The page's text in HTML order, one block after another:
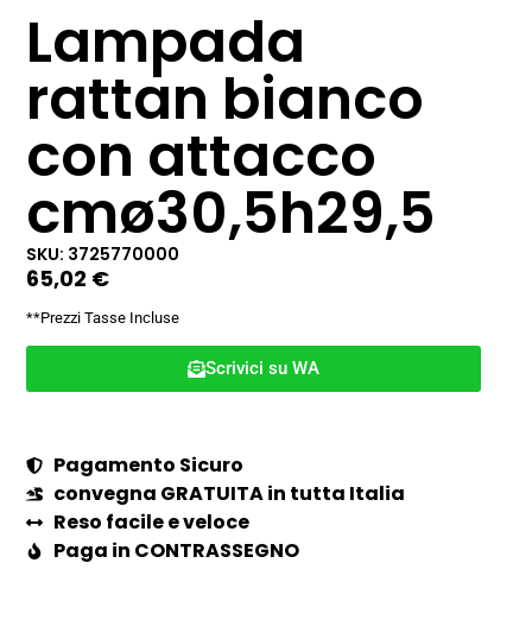
Lampada
rattan bianco
con attacco
cmø30,5h29,5
SKU: 3725770000
65,02 €
**Prezzi Tasse Incluse
Scrivici su WA
Pagamento Sicuro
convegna GRATUITA in tutta Italia
Reso facile e veloce
Paga in CONTRASSEGNO